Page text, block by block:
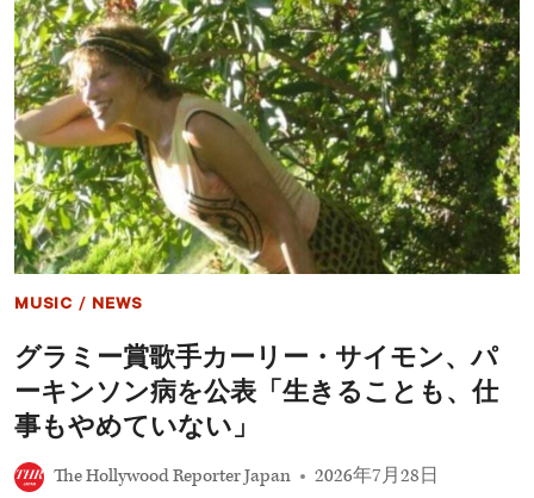
ら
し
い」
影
響
を
与
え
る
と
信
じ
る
由
J・
フ
ォ
ッ
ク
ス、
80
年
代
の
ほ
う
が
名
な
の
は
「大
だ
MUSIC / NEWS
グラミー賞歌手カーリー・サイモン、パ
ーキンソン病を公表「生きることも、仕
事もやめていない」
The Hollywood Reporter Japan 2026年7月28日